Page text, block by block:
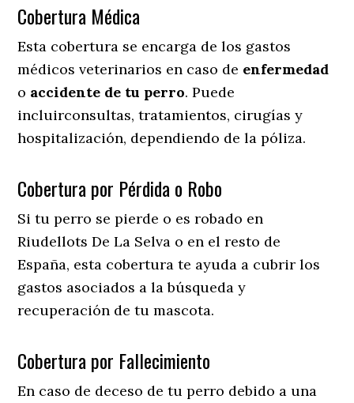
Cobertura Médica
Esta cobertura se encarga de los gastos
médicos veterinarios en caso de enfermedad
o accidente de tu perro. Puede
incluirconsultas, tratamientos, cirugías y
hospitalización, dependiendo de la póliza.
Cobertura por Pérdida o Robo
Si tu perro se pierde o es robado en
Riudellots De La Selva o en el resto de
España, esta cobertura te ayuda a cubrir los
gastos asociados a la búsqueda y
recuperación de tu mascota.
Cobertura por Fallecimiento
En caso de deceso de tu perro debido a una